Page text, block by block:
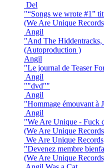
Del
"“Songs we wrote #1”
(We Are Unique
Angil
"And The
(Autoproduction )
Angil
"Le journal de Teaser
Angil
""dvd""
Angil
"Hommage émouvant à
Angil
"We Are Unique - Fuck
(We Are Unique
We Are Unique Records
"Devenez membre
(We Are Unique